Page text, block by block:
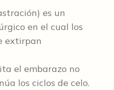
es un
en el cual los
extirpan
el embarazo no
los ciclos de celo.